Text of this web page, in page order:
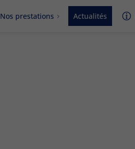
Nos prestations Actualités